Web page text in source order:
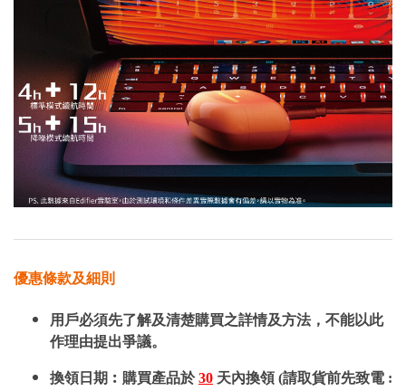
優惠條款及細則
用戶必須先了解及清楚購買之詳情及方法，不能以此
作理由提出爭議。
換領日期︰購買產品於30 天內換領 (請取貨前先致電 :